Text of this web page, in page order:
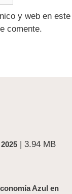
y web en este
comente.
| 3.94 MB
Azul en